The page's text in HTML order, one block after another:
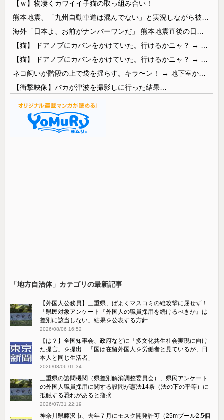
【ｗ】物凄くカワイイ子猫の取っ組み合い！
【衝撃映像】バカが津波を撮影しに行った結果…
「地方自治体」カテゴリの最新記事
【外国人公務員】三重県、ぱよくマスコミの総攻撃に屈せず！
「県民対象アンケート『外国人の職員採用を続けるべきか』は
差別に該当しない」結果を公表する方針
2026/08/06 16:52
【は？】全国知事会、政府などに「多文化共生社会実現に向け
た提言」を提出 「国は在留外国人を労働者と見ているが、日
本人と同じ生活者」
2026/08/06 01:34
三重県の諮問機関（県差別解消調整委員会）、県民アンケート
の外国人職員採用に関する設問が憲法14条（法の下の平等）に
抵触する恐れがあると指摘
2026/07/31 22:19
神奈川県藤沢市、去年７月にモスク開発許可（25mプール2.5個